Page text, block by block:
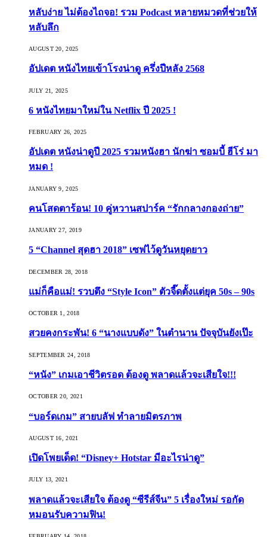
หลับง่าย ไม่ต้องไถจอ! รวม Podcast หลายหมวดที่ช่วยให้
หลับลึก
AUGUST 20, 2025
อัปเดต หนังไทยเข้าโรงน่าดู ครึ่งปีหลัง 2568
JULY 21, 2025
6 หนังไทยมาใหม่ใน Netflix ปี 2025 !
FEBRUARY 26, 2025
อัปเดต หนังน่าดูปี 2025 รวมหนังฮา นักฆ่า ซอมบี้ ฮีโร่ มา
หมด !
JANUARY 9, 2025
คนโสดตาร้อน! 10 คู่หวานสปาร์ค “รักกลางกองถ่าย”
JANUARY 27, 2019
5 “Channel สุดฮา 2018” เซฟไว้ดูวันหยุดยาว
DECEMBER 28, 2018
แม่ก็คือแม่! รวบตึง “Style Icon” ตัวจี๊ดตั้งแต่ยุค 50s – 90s
OCTOBER 1, 2018
สวยคงกระพัน! 6 “นางแบบดัง” ในตำนาน ปัจจุบันยังเป๊ะ
SEPTEMBER 24, 2018
“หนัง” เกมเอาชีวิตรอด ต้องดู พลาดแล้วจะเสียใจ!!!
OCTOBER 20, 2021
“บอร์ดเกม” สายบลัฟ ทำลายมิตรภาพ
AUGUST 16, 2021
เปิดโพยเด็ด! “Disney+ Hotstar มีอะไรน่าดู”
JULY 13, 2021
พลาดแล้วจะเสียใจ ต้องดู “ซีรีส์จีน” 5 เรื่องใหม่ รอกัด
หมอนรับความฟิน!